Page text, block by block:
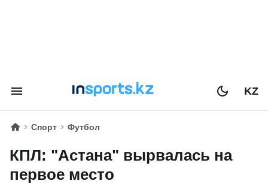
KZ
Спорт Футбол
КПЛ: "Астана" вырвалась на
первое место